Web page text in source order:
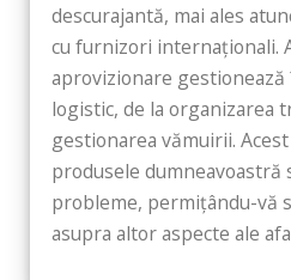
descurajantă, mai ales
cu furnizori internaționali.
aprovizionare
logistic, de la organizarea
gestionarea vămuirii.
produsele dumneavoastră
probleme, permițându-vă
asupra altor aspecte ale